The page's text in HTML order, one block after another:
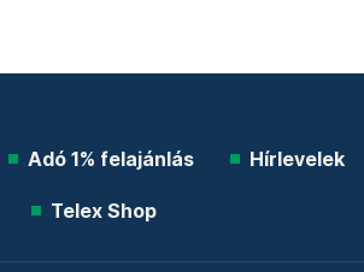
Adó 1% felajánlás Hírlevelek
Telex Shop